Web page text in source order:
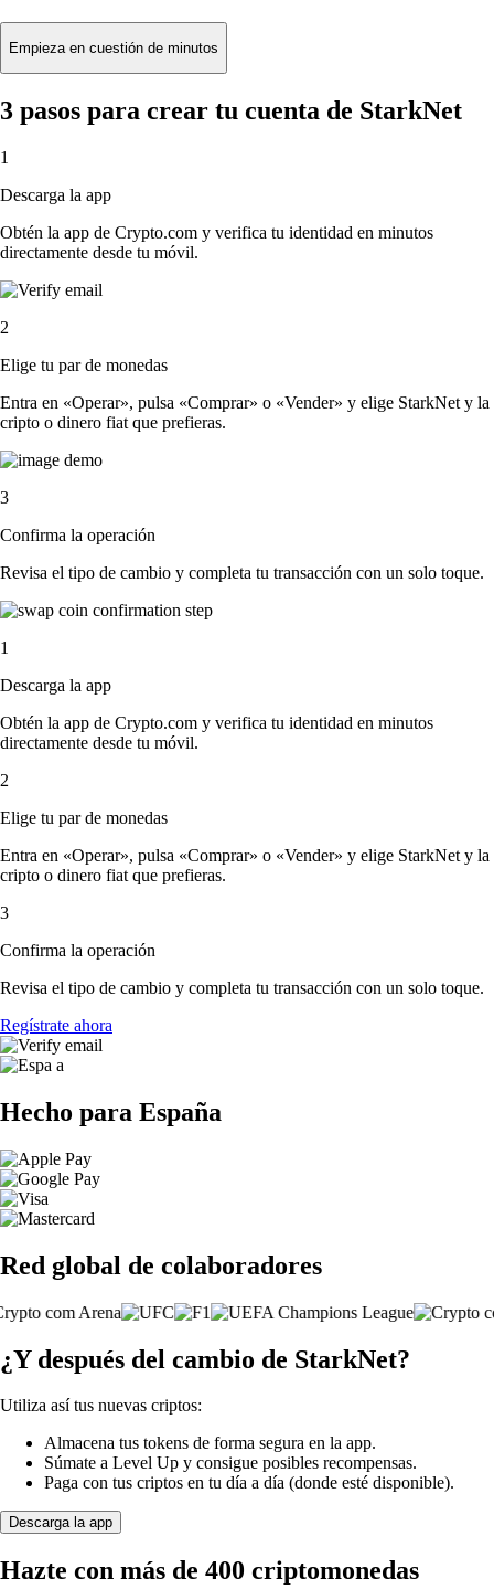
Empieza en cuestión de minutos
3 pasos para crear tu cuenta de StarkNet
1
Descarga la app
Obtén la app de Crypto.com y verifica tu identidad en minutos
directamente desde tu móvil.
2
Elige tu par de monedas
Entra en «Operar», pulsa «Comprar» o «Vender» y elige StarkNet y la
cripto o dinero fiat que prefieras.
3
Confirma la operación
Revisa el tipo de cambio y completa tu transacción con un solo toque.
1
Descarga la app
Obtén la app de Crypto.com y verifica tu identidad en minutos
directamente desde tu móvil.
2
Elige tu par de monedas
Entra en «Operar», pulsa «Comprar» o «Vender» y elige StarkNet y la
cripto o dinero fiat que prefieras.
3
Confirma la operación
Revisa el tipo de cambio y completa tu transacción con un solo toque.
Regístrate ahora
Hecho para España
Red global de colaboradores
¿Y después del cambio de StarkNet?
Utiliza así tus nuevas criptos:
Almacena tus tokens de forma segura en la app.
Súmate a Level Up y consigue posibles recompensas.
Paga con tus criptos en tu día a día (donde esté disponible).
Descarga la app
Hazte con más de 400 criptomonedas